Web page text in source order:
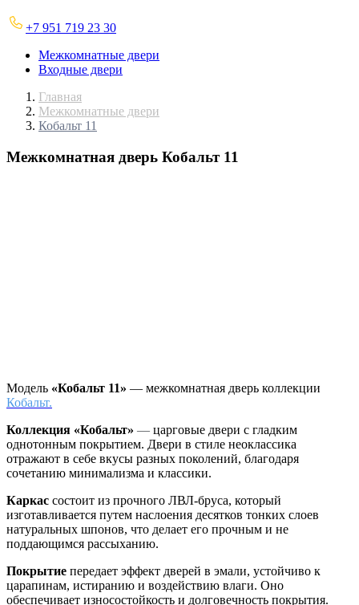
+7 951 719 23 30
Межкомнатные двери
Входные двери
Главная
Межкомнатные двери
Кобальт 11
Межкомнатная дверь Кобальт 11
Модель «Кобальт 11» — межкомнатная дверь коллекции
Кобальт.
Коллекция «Кобальт» — царговые двери с гладким
однотонным покрытием. Двери в стиле неоклассика
отражают в себе вкусы разных поколений, благодаря
сочетанию минимализма и классики.
Каркас состоит из прочного ЛВЛ-бруса, который
изготавливается путем наслоения десятков тонких слоев
натуральных шпонов, что делает его прочным и не
поддающимся рассыханию.
Покрытие передает эффект дверей в эмали, устойчиво к
царапинам, истиранию и воздействию влаги. Оно
обеспечивает износостойкость и долговечность покрытия.